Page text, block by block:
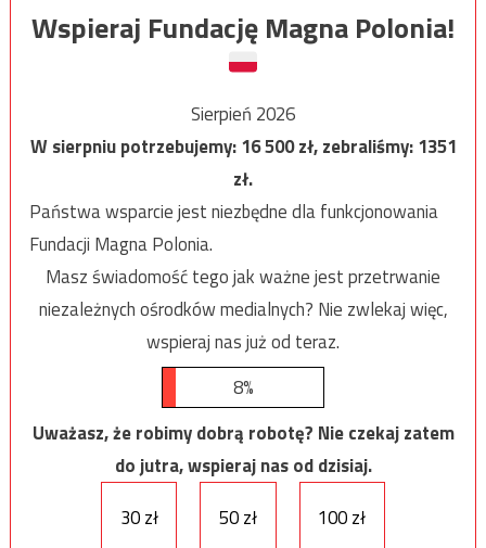
Wspieraj Fundację Magna Polonia!
Sierpień 2026
W sierpniu potrzebujemy:16 500zł, zebraliśmy:1351
zł.
Państwa wsparcie jest niezbędne dla funkcjonowania
Fundacji Magna Polonia.
Masz świadomość tego jak ważne jest przetrwanie
niezależnych ośrodków medialnych? Nie zwlekaj więc,
wspieraj nas już od teraz.
8%
Uważasz, że robimy dobrą robotę? Nie czekaj zatem
do jutra, wspieraj nas od dzisiaj.
30 zł
50 zł 100 zł